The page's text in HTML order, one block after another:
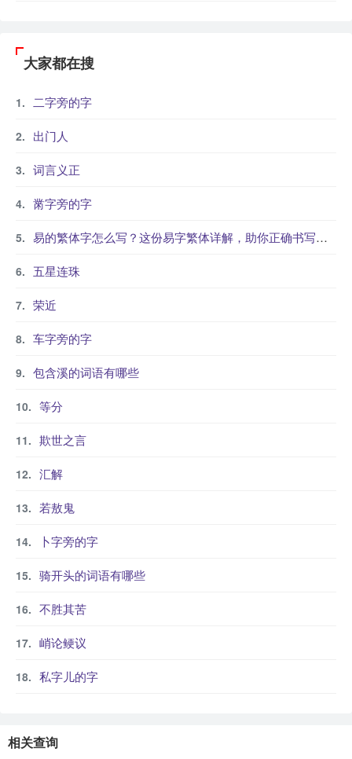
大家都在搜
二字旁的字
出门人
词言义正
黹字旁的字
易的繁体字怎么写？这份易字繁体详解，助你正确书写汉字_汉字繁体学习
五星连珠
荣近
车字旁的字
包含溪的词语有哪些
等分
欺世之言
汇解
若敖鬼
卜字旁的字
骑开头的词语有哪些
不胜其苦
峭论鲠议
私字儿的字
相关查询